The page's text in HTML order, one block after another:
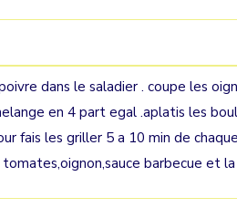
dans le saladier . coupe les
en 4 part egal .aplatis les
fais les griller 5 a 10 min de
tomates,oignon,sauce